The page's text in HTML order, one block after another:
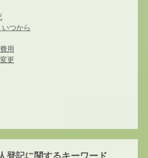
つから
用
更
登記に関するキーワード